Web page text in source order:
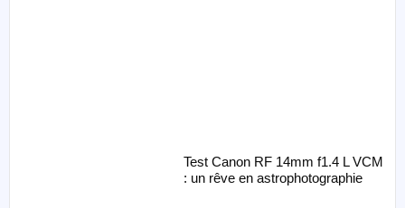
Test Canon RF 14mm f1.4 L VCM
: un rêve en astrophotographie